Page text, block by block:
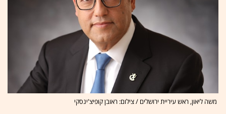
משה ליאון, ראש עיריית ירושלים / צילום: ראובן קופיצ'ינסקי